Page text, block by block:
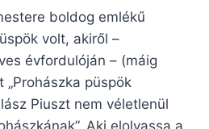
boldog emlékű
volt, akiről –
évfordulóján – (máig
püspök
Piuszt nem véletlenül